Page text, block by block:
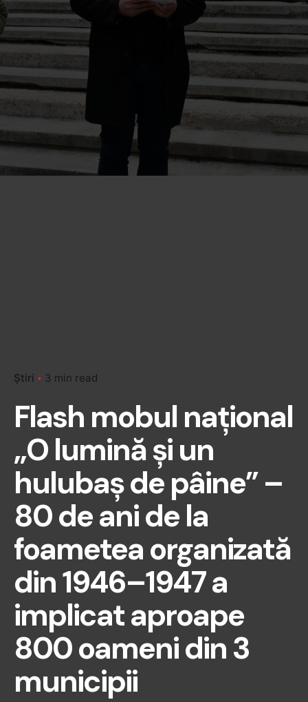
Știri 3 min read
Flash mobul național
„O lumină și un
hulubaș de pâine” –
80 de ani de la
foametea organizată
din 1946–1947 a
implicat aproape
800 oameni din 3
municipii